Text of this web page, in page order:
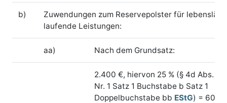
b)
Zuwendungen zum Reservepolster für
laufende Leistungen:
aa) Nach dem Grundsatz:
2.400 €, hiervon 25 % (§ 4d Abs. 1
Nr. 1 Satz 1 Buchstabe b Satz 1
Doppelbuchstabe bb EStG) = 600